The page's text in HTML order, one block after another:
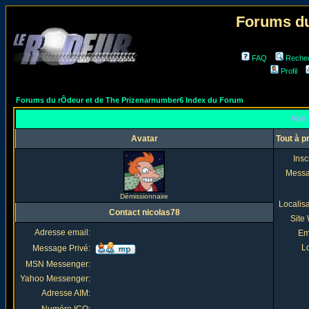
Forums
FAQ
Profil
Forums du rÔdeur et de The Prizenarnumber6 Index du Forum
Voir
Avatar Tout à
Démissionnaire
Site
Contact nicolas78
Adresse email:
Message Privé:
MSN Messenger:
Yahoo Messenger:
Adresse AIM: